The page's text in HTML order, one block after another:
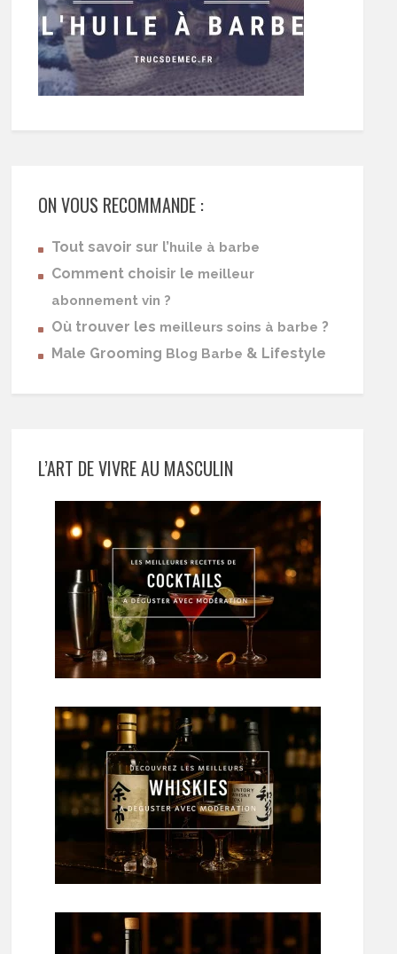
ON VOUS RECOMMANDE :
Tout savoir sur l’huile à barbe
Comment choisir le meilleur
abonnement vin ?
Où trouver les meilleurs soins à barbe ?
Male Grooming Blog Barbe & Lifestyle
L’ART DE VIVRE AU MASCULIN